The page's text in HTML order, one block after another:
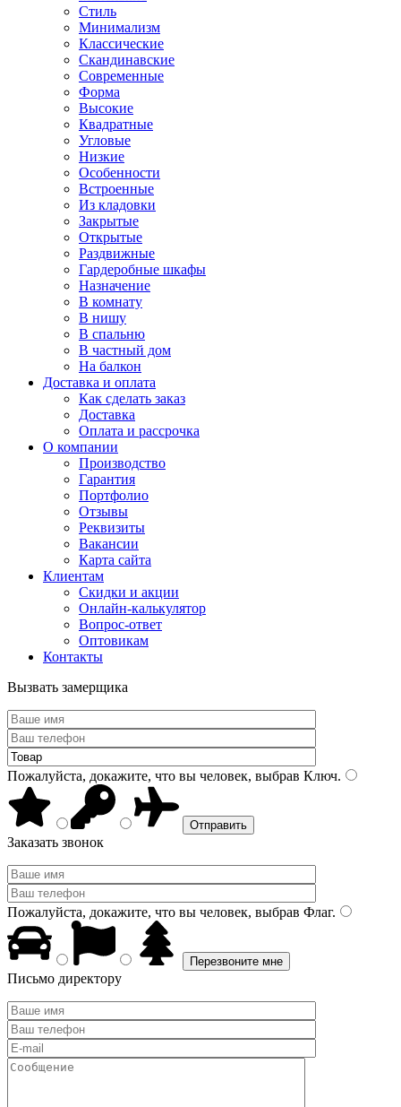
Стиль
Минимализм
Классические
Скандинавские
Современные
Форма
Высокие
Квадратные
Угловые
Низкие
Особенности
Встроенные
Из кладовки
Закрытые
Открытые
Раздвижные
Гардеробные шкафы
Назначение
В комнату
В нишу
В спальню
В частный дом
На балкон
Доставка и оплата
Как сделать заказ
Доставка
Оплата и рассрочка
О компании
Производство
Гарантия
Портфолио
Отзывы
Реквизиты
Вакансии
Карта сайта
Клиентам
Скидки и акции
Онлайн-калькулятор
Вопрос-ответ
Оптовикам
Контакты
Вызвать замерщика
Пожалуйста, докажите, что вы человек, выбрав Ключ.
Заказать звонок
Пожалуйста, докажите, что вы человек, выбрав Флаг.
Письмо директору